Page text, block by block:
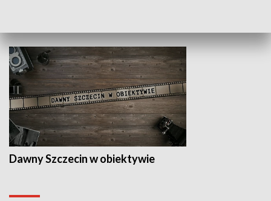
Dawny Szczecin w obiektywie